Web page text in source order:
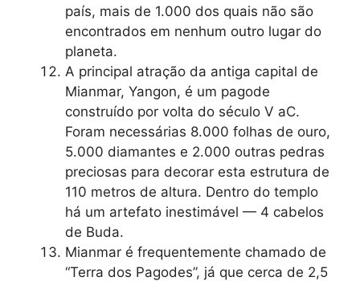
país, mais de 1.000 dos quais não são
encontrados em nenhum outro lugar do
planeta.
A principal atração da antiga capital de
Mianmar, Yangon, é um pagode
construído por volta do século V aC.
Foram necessárias 8.000 folhas de ouro,
5.000 diamantes e 2.000 outras pedras
preciosas para decorar esta estrutura de
110 metros de altura. Dentro do templo
há um artefato inestimável — 4 cabelos
de Buda.
Mianmar é frequentemente chamado de
“Terra dos Pagodes”, já que cerca de 2,5